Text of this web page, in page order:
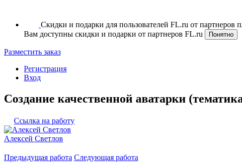
Скидки и подарки для пользователей FL.ru от партнеров
Вам доступны скидки и подарки от партнеров FL.ru
Понятно
Разместить заказ
Регистрация
Вход
Создание качественной аватарки
Ссылка на работу
Алексей Светлов
Предыдущая работа Следующая работа